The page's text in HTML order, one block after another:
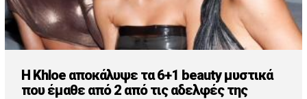
H Khloe αποκάλυψε τα 6+1 beauty μυστικά
που έμαθε από 2 από τις αδελφές της